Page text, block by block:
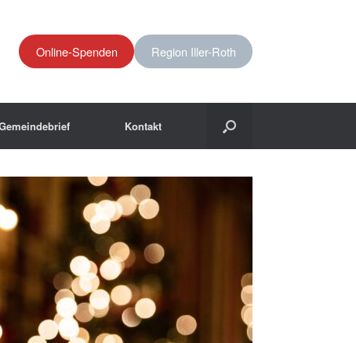
Online-Spenden Region Iller-Roth
Kontakt